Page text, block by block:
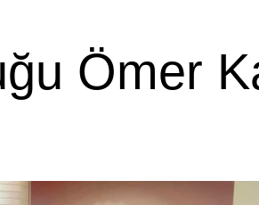
Ömer